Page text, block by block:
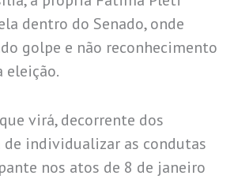
dentro do Senado, onde
golpe e não reconhecimento
eleição.
virá, decorrente dos
individualizar as condutas
nos atos de 8 de janeiro